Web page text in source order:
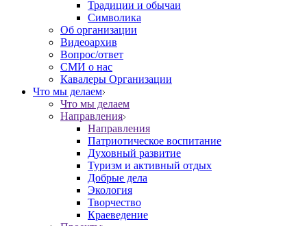
Традиции и обычаи
Символика
Об организации
Видеоархив
Вопрос/ответ
СМИ о нас
Кавалеры Организации
Что мы делаем
Что мы делаем
Направления
Направления
Патриотическое воспитание
Духовный развитие
Туризм и активный отдых
Добрые дела
Экология
Творчество
Краеведение